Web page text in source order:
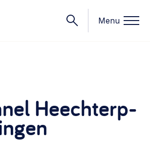
Menu
initiatief
organisatiemodellen >
Heechterp-